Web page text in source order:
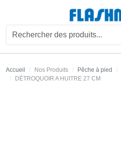
Accueil Nos Produits Pêche à pied
DÉTROQUOIR A HUITRE 27 CM